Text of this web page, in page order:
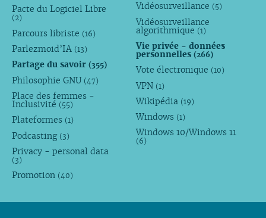
Pacte du Logiciel Libre
(2)
Parcours libriste (16)
Parlezmoid’IA (13)
Partage du savoir (355)
Philosophie GNU (47)
Place des femmes -
Inclusivité (55)
Plateformes (1)
Podcasting (3)
Privacy - personal data
(3)
Promotion (40)
Vidéosurveillance (5)
Vidéosurveillance
algorithmique (1)
Vie privée - données
personnelles(266)
Vote électronique (10)
VPN (1)
Wikipédia (19)
Windows (1)
Windows 10/Windows 11
(6)